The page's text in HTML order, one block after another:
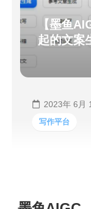
【墨鱼
起的文案
2023年 6月
写作平台